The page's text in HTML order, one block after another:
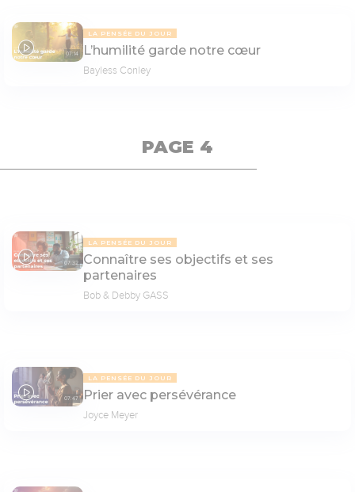
07:14
LA PENSÉE DU JOUR
L’humilité garde notre cœur
Bayless Conley
PAGE 4
07:32
LA PENSÉE DU JOUR
Connaître ses objectifs et ses
partenaires
Bob & Debby GASS
07:47
LA PENSÉE DU JOUR
Prier avec persévérance
Joyce Meyer